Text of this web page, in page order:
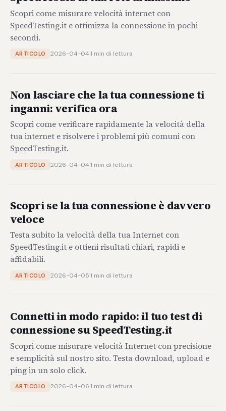
Scopri come misurare velocità internet con
SpeedTesting.it e ottimizza la connessione in pochi
secondi.
ARTICOLO 2026-04-04·1 min di lettura
Non lasciare che la tua connessione ti
inganni: verifica ora
Scopri come verificare rapidamente la velocità della
tua internet e risolvere i problemi più comuni con
SpeedTesting.it.
ARTICOLO 2026-04-04·1 min di lettura
Scopri se la tua connessione è davvero
veloce
Testa subito la velocità della tua Internet con
SpeedTesting.it e ottieni risultati chiari, rapidi e
affidabili.
ARTICOLO 2026-04-05·1 min di lettura
Connetti in modo rapido: il tuo test di
connessione su SpeedTesting.it
Scopri come misurare velocità Internet con precisione
e semplicità sul nostro sito. Testa download, upload e
ping in un solo click.
ARTICOLO 2026-04-06·1 min di lettura